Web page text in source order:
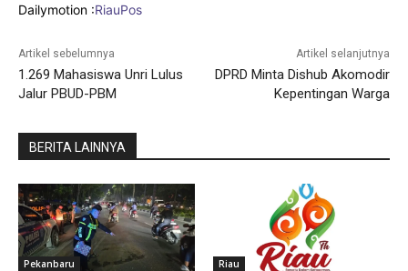
Dailymotion :RiauPos
Artikel sebelumnya
1.269 Mahasiswa Unri Lulus
Jalur PBUD-PBM
Artikel selanjutnya
DPRD Minta Dishub Akomodir
Kepentingan Warga
BERITA LAINNYA
Pekanbaru Riau